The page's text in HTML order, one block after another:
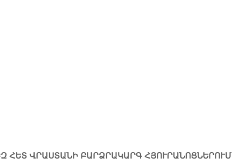
ՀԵՏ ՎՐԱՍՏԱՆԻ ԲԱՐՁՐԱԿԱՐԳ ՀՅՈՒՐԱՆՈՑՆԵՐՈՒՄ